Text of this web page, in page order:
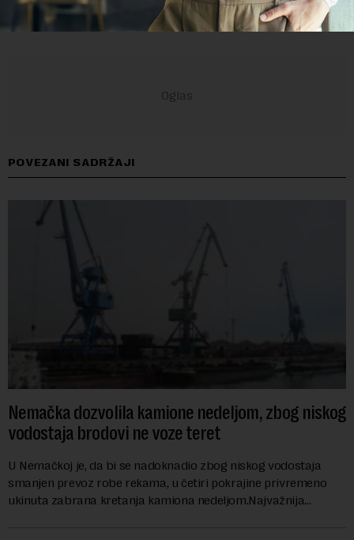
POVEZANI SADRŽAJI
Nemačka dozvolila kamione nedeljom, zbog niskog
vodostaja brodovi ne voze teret
U Nemačkoj je, da bi se nadoknadio zbog niskog vodostaja
smanjen prevoz robe rekama, u četiri pokrajine privremeno
ukinuta zabrana kretanja kamiona nedeljom.Najvažnija